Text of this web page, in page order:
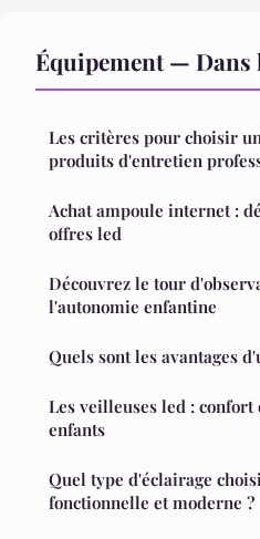
Équipement —
Les critères pour choisir
produits d'entretien
Achat ampoule internet :
offres led
Découvrez le tour
l'autonomie enfantine
Quels sont les avantages
Les veilleuses led :
enfants
Quel type d'éclairage
fonctionnelle et moderne ?